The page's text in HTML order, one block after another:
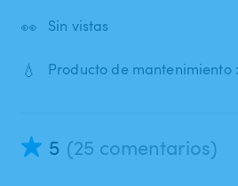
👀 Sin vistas
💧 Producto de mantenimiento
5 (25 comentarios)